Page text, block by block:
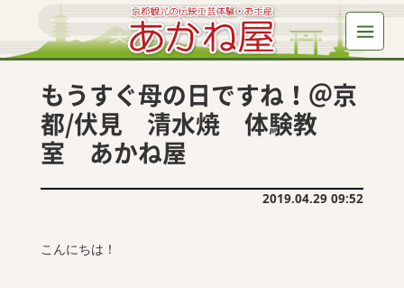
もうすぐ母の日ですね！＠京
都/伏見 清水焼 体験教
室 あかね屋
2019.04.29 09:52
こんにちは！